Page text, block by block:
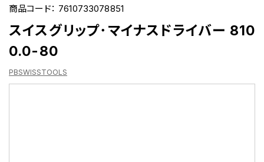
商品コード： 7610733078851
スイスグリップ･マイナスドライバー 810
0.0-80
PBSWISSTOOLS